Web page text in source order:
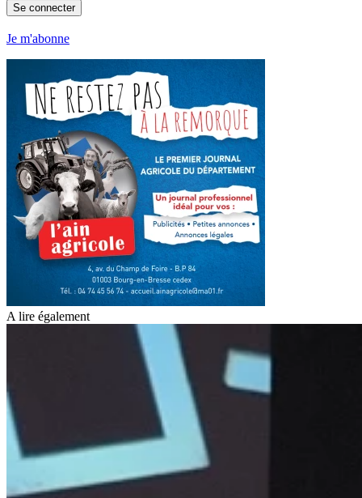
Se connecter
Je m'abonne
A lire également